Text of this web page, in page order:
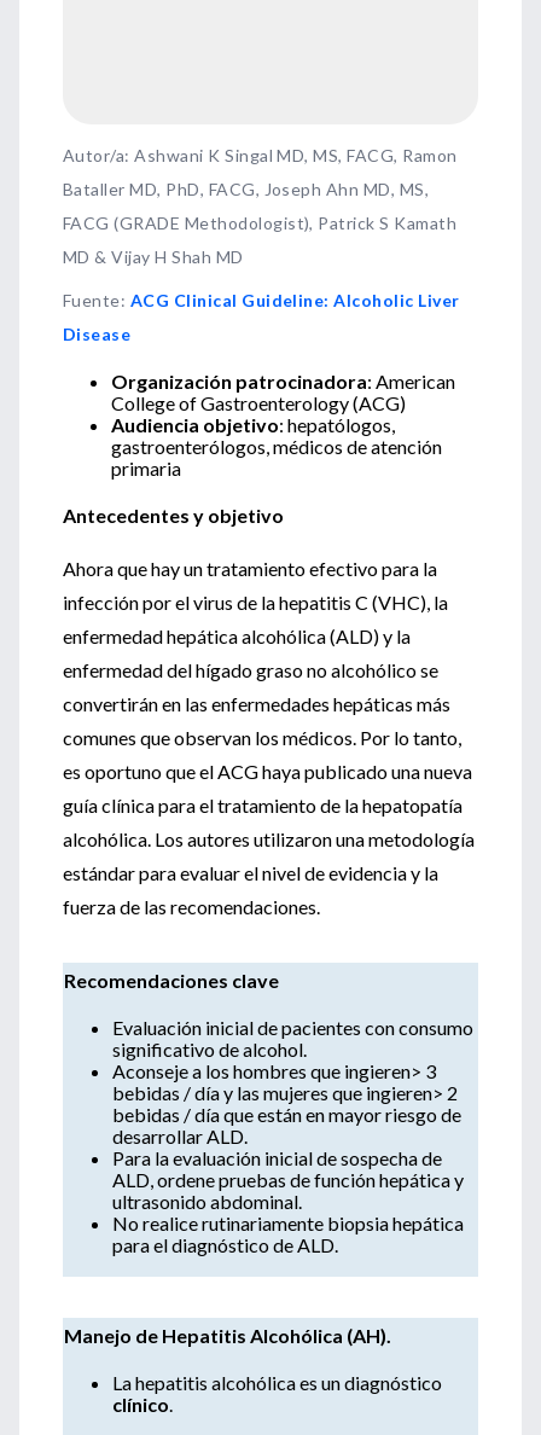
Autor/a: Ashwani K Singal MD, MS, FACG, Ramon
Bataller MD, PhD, FACG, Joseph Ahn MD, MS,
FACG (GRADE Methodologist), Patrick S Kamath
MD & Vijay H Shah MD
Fuente: ACG Clinical Guideline: Alcoholic Liver
Disease
Organización patrocinadora: American
College of Gastroenterology (ACG)
Audiencia objetivo: hepatólogos,
gastroenterólogos, médicos de atención
primaria
Antecedentes y objetivo
Ahora que hay un tratamiento efectivo para la
infección por el virus de la hepatitis C (VHC), la
enfermedad hepática alcohólica (ALD) y la
enfermedad del hígado graso no alcohólico se
convertirán en las enfermedades hepáticas más
comunes que observan los médicos. Por lo tanto,
es oportuno que el ACG haya publicado una nueva
guía clínica para el tratamiento de la hepatopatía
alcohólica. Los autores utilizaron una metodología
estándar para evaluar el nivel de evidencia y la
fuerza de las recomendaciones.
Recomendaciones clave
Evaluación inicial de pacientes con consumo
significativo de alcohol.
Aconseje a los hombres que ingieren> 3
bebidas / día y las mujeres que ingieren> 2
bebidas / día que están en mayor riesgo de
desarrollar ALD.
Para la evaluación inicial de sospecha de
ALD, ordene pruebas de función hepática y
ultrasonido abdominal.
No realice rutinariamente biopsia hepática
para el diagnóstico de ALD.
Manejo de Hepatitis Alcohólica (AH).
La hepatitis alcohólica es un diagnóstico
clínico.